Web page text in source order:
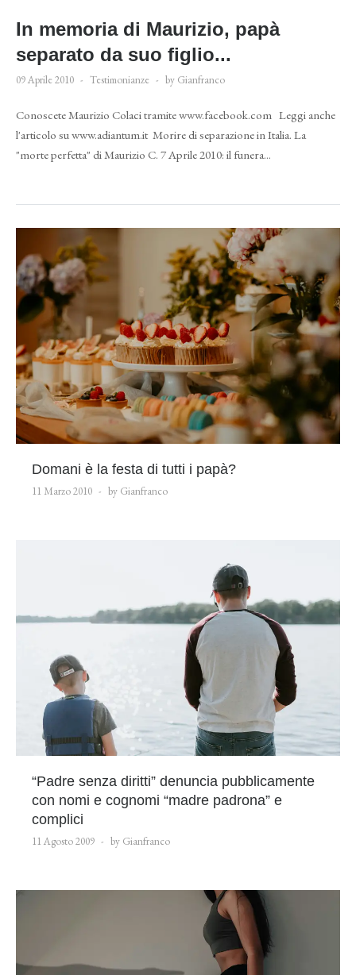
In memoria di Maurizio, papà
separato da suo figlio...
09 Aprile 2010 Testimonianze by Gianfranco
Conoscete Maurizio Colaci tramite www.facebook.com Leggi anche
l'articolo su www.adiantum.it Morire di separazione in Italia. La
"morte perfetta" di Maurizio C. 7 Aprile 2010: il funera...
Domani è la festa di tutti i papà?
11 Marzo 2010 by Gianfranco
“Padre senza diritti” denuncia pubblicamente
con nomi e cognomi “madre padrona” e
complici
11 Agosto 2009 by Gianfranco